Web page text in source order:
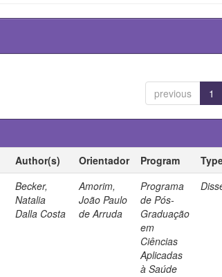
previous 1
Author(s) Orientador Program
Becker,
Natalia
Dalla Costa
Amorim,
João Paulo
de Arruda
Programa
de Pós-
Graduação
em
Ciências
Aplicadas
à Saúde